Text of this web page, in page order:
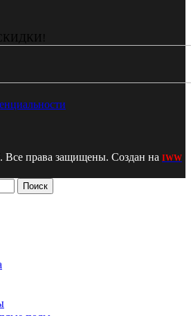
Все права защищены. Создан на IWW
Поиск